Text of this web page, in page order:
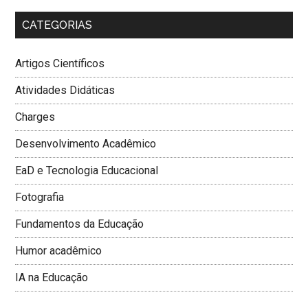
CATEGORIAS
Artigos Científicos
Atividades Didáticas
Charges
Desenvolvimento Acadêmico
EaD e Tecnologia Educacional
Fotografia
Fundamentos da Educação
Humor acadêmico
IA na Educação